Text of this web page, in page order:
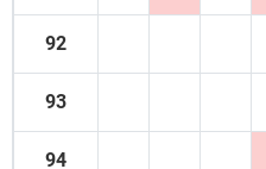
92
93
94